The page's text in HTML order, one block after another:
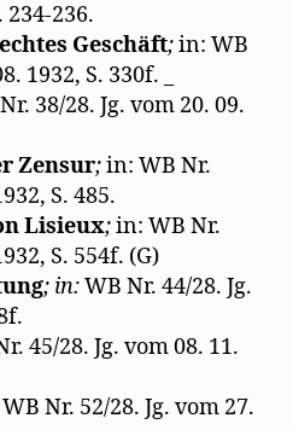
234-236.
Geschäft;in: WB
1932, S. 330f. _
38/28. Jg. vom 20. 09.
Zensur;in: WB Nr.
S. 485.
Lisieux;in: WB Nr.
S. 554f. (G)
; in:WB Nr. 44/28. Jg.
45/28. Jg. vom 08. 11.
Nr. 52/28. Jg. vom 27.